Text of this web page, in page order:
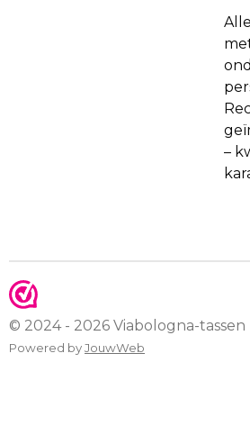
–
© 2024 - 2026 Viabologna-tassen
Powered byJouwWeb